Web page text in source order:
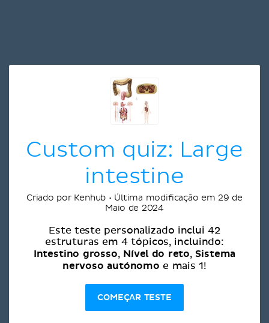
Custom quiz: Large
intestine
Criado por Kenhub • Última modificação em 29 de
Maio de 2024
Este teste personalizado inclui 42
estruturas em 4 tópicos, incluindo:
Intestino grosso, Nível do reto, Sistema
nervoso autónomo e mais 1!
COMEÇAR TESTE